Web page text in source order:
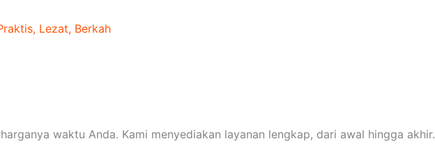
Lezat, Berkah
waktu Anda. Kami menyediakan layanan lengkap, dari awal hingga akhir.